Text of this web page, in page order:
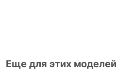
Еще для этих моделей